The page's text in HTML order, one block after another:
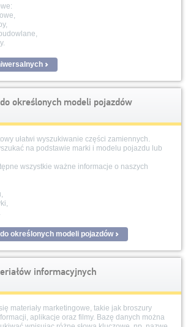
określonych modeli pojazdów
ułatwi wyszukiwanie części zamiennych.
na podstawie marki i modelu pojazdu lub
wszystkie ważne informacje o naszych
określonych modeli pojazdów
informacyjnych
materiały marketingowe, takie jak broszury
aplikacje oraz filmy. Bazę danych można